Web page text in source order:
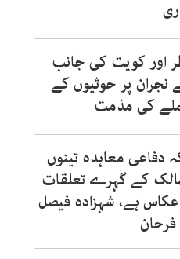
اور کویت کی جانب
نجران پر حوثیوں کے
کی مذمت
دفاعی معاہدہ تینوں
کے گہرے تعلقات
عکاس ہے، شہزادہ فیصل